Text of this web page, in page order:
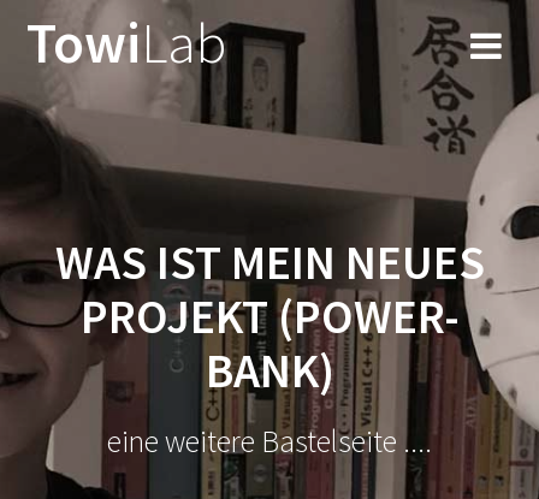
Inhalt
TowiLab
WAS IST MEIN NEUES
PROJEKT (POWER-
BANK)
eine weitere Bastelseite ....